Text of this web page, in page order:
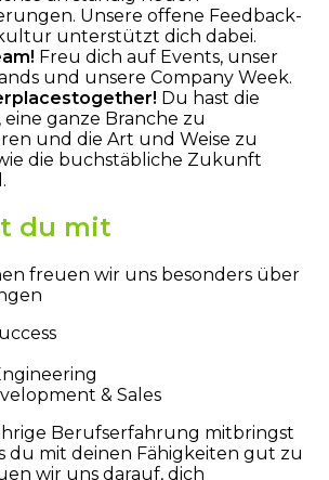
Unsere offene Feedback-
unterstützt dich dabei.
Freu dich auf Events, unser
und unsere Company Week.
Du hast die
ganze Branche zu
und die Art und Weise zu
die buchstäbliche Zukunft
du mit
freuen wir uns besonders über
& Sales
Berufserfahrung mitbringst
du mit deinen Fähigkeiten gut zu
wir uns darauf, dich